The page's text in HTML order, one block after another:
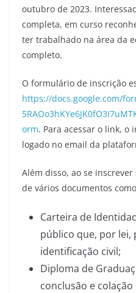
outubro de 2023.
completa, em curso
ter trabalhado na área da
completo.
O formulário de inscrição
https://docs.google.com/
orm. Para acessar o link, o
logado no email da
Além disso, ao se
de vários documentos
Carteira de
público que, por lei,
identificação civil;
Diploma de
conclusão e